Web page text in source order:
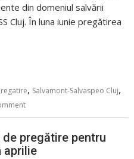
din domeniul salvării
Cluj. În luna iunie pregătirea
, Salvamont-Salvaspeo Cluj,
pregătire pentru
aprilie